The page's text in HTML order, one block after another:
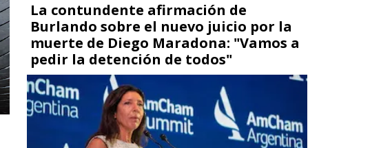
La contundente afirmación de
Burlando sobre el nuevo juicio por la
muerte de Diego Maradona: "Vamos a
pedir la detención de todos"